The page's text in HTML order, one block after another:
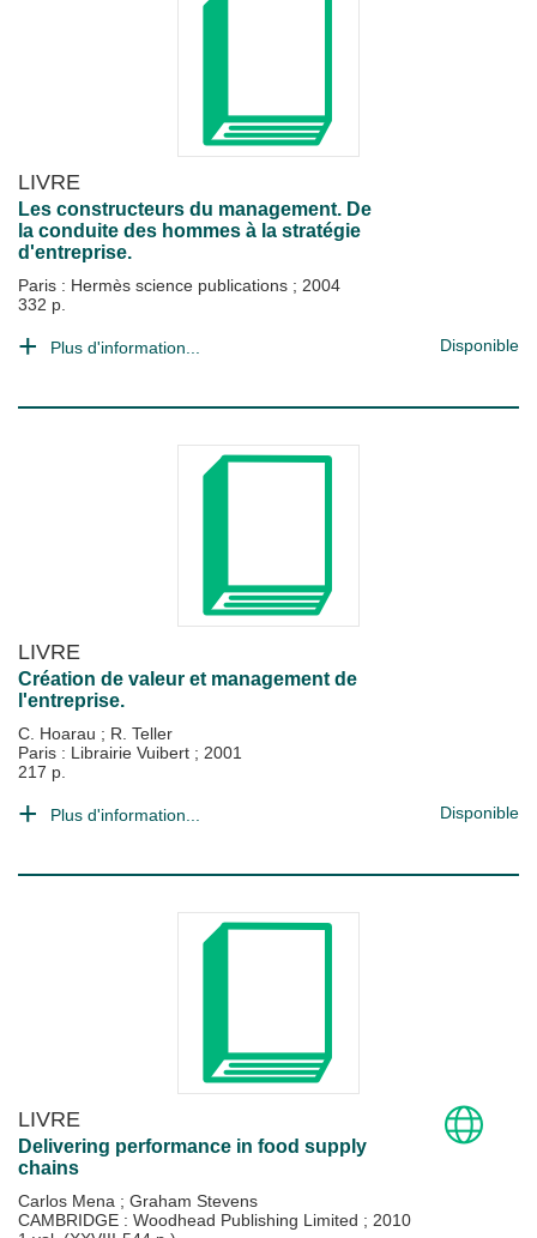
LIVRE
Les constructeurs du management. De
la conduite des hommes à la stratégie
d'entreprise.
Paris : Hermès science publications ; 2004
332 p.
Plus d'information... Disponible
LIVRE
Création de valeur et management de
l'entreprise.
C. Hoarau ; R. Teller
Paris : Librairie Vuibert ; 2001
217 p.
Plus d'information... Disponible
LIVRE
Delivering performance in food supply
chains
Carlos Mena ; Graham Stevens
CAMBRIDGE : Woodhead Publishing Limited ; 2010